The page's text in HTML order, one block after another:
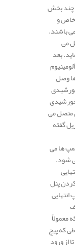
چند بخش
و
باشند.
می
بعد
وصل
متصل می
گفته
ها می
شود.
پنل
معمولاً
که پیچ‌
از ورود